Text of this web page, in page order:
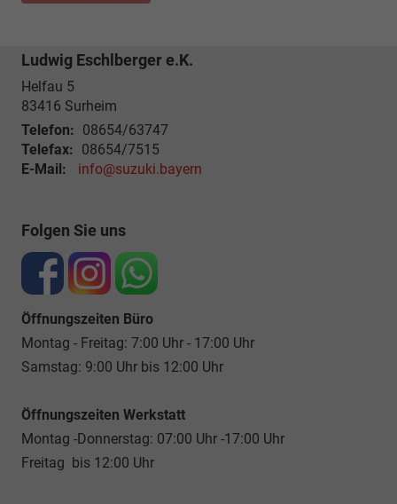
Ludwig Eschlberger e.K.
Helfau 5
83416 Surheim
Telefon: 08654/63747
Telefax: 08654/7515
E-Mail:
info@suzuki.bayern
Folgen Sie uns
Öffnungszeiten Büro
Montag - Freitag: 7:00 Uhr - 17:00 Uhr
Samstag: 9:00 Uhr bis 12:00 Uhr
Öffnungszeiten Werkstatt
Montag -Donnerstag: 07:00 Uhr -17:00 Uhr
Freitag bis 12:00 Uhr